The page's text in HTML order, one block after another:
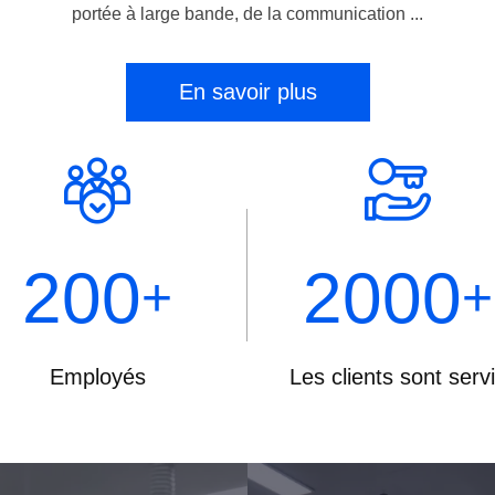
portée à large bande, de la communication ...
En savoir plus
200+
Employés
2000+
Les clients sont